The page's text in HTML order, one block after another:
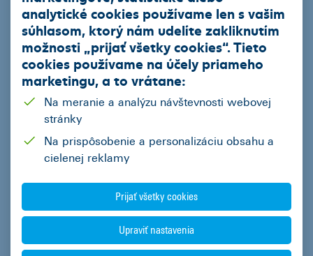
Ponúkate aj pomoc a služby v
segmente poistenia? Čo všetko je
možné pripoistiť nad rámec
tradičného krytia cez havarijne
poistenie?
Poistenie poskytujeme prostredníctvom našej dcérskej
spoločnosti ČSOB Leasing Poisťovací maklér. Sme súčinní
pri uzatváraní poistných zmlúv, ako aj pri riešení poistných
poistenia – povinné zákonné poistenie, havarijné poistenie,
poistenie finančnej straty (GAP).
Nad rámec základného krytia ponúkame možnosť
pripoistenia:
analytické cookies používame len s vašim
súhlasom, ktorý nám udelíte zakliknutím
možnosti „prijať všetky cookies“. Tieto
cookies používame na účely priameho
marketingu, a to vrátane:
Na meranie a analýzu návštevnosti webovej
stránky
Na prispôsobenie a personalizáciu obsahu a
cielenej reklamy
Prijať všetky cookies
Upraviť nastavenia